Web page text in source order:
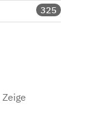
325
Zeige